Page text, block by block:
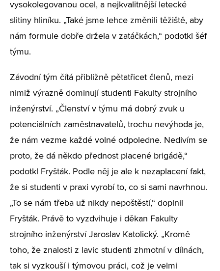
vysokolegovanou ocel, a nejkvalitnější letecké
slitiny hliníku. „Také jsme lehce změnili těžiště, aby
nám formule dobře držela v zatáčkách,“ podotkl šéf
týmu.
Závodní tým čítá přibližně pětatřicet členů, mezi
nimiž výrazně dominují studenti Fakulty strojního
inženýrství. „Členství v týmu má dobrý zvuk u
potenciálních zaměstnavatelů, trochu nevýhoda je,
že nám vezme každé volné odpoledne. Nedivím se
proto, že dá někdo přednost placené brigádě,“
podotkl Fryšták. Podle něj je ale k nezaplacení fakt,
že si studenti v praxi vyrobí to, co si sami navrhnou.
„To se nám třeba už nikdy nepoštěstí,“ doplnil
Fryšták. Právě to vyzdvihuje i děkan Fakulty
strojního inženýrství Jaroslav Katolický. „Kromě
toho, že znalosti z lavic studenti zhmotní v dílnách,
tak si vyzkouší i týmovou práci, což je velmi